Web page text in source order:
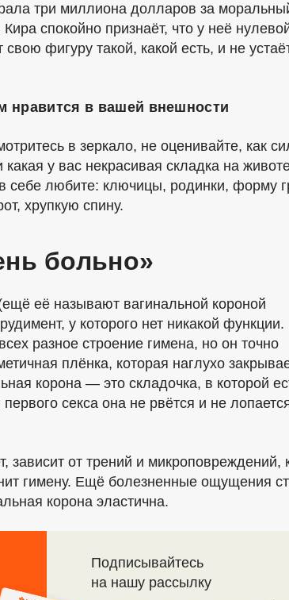
три миллиона долларов за
спокойно признаёт, что у неё
фигуру такой, какой есть, и не
нравится в вашей внешности
в зеркало, не оценивайте, как
у вас некрасивая складка на
себе любите: ключицы, родинки, форму
хрупкую спину.
больно»
её называют вагинальной короной
у которого нет никакой функции.
разное строение гимена, но он точно
плёнка, которая наглухо
корона — это складочка, в которой
секса она не рвётся и не
зависит от трений и микроповреждений,
гимену. Ещё болезненные ощущения
корона эластична.
Подписывайтесь
на нашу рассылку